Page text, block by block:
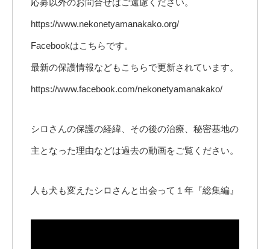
https://www.nekonetyamanakako.org/
Facebookはこちらです。
最新の保護情報などもこちらで更新されています。
https://www.facebook.com/nekonetyamanakako/
シロさんの保護の経緯、その後の治療、秘密基地の
主となった理由などは過去の動画をご覧ください。
人も犬も変えたシロさんと出会って１年『総集編』